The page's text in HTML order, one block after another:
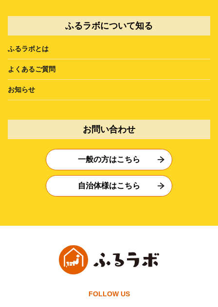
ふるラボについて知る
ふるラボとは
よくあるご質問
お知らせ
お問い合わせ
一般の方はこちら
自治体様はこちら
FOLLOW US